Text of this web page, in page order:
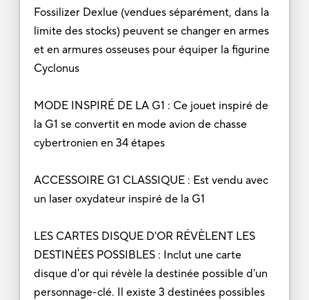
Fossilizer Dexlue (vendues séparément, dans la
limite des stocks) peuvent se changer en armes
et en armures osseuses pour équiper la figurine
Cyclonus
MODE INSPIRÉ DE LA G1 : Ce jouet inspiré de
la G1 se convertit en mode avion de chasse
cybertronien en 34 étapes
ACCESSOIRE G1 CLASSIQUE : Est vendu avec
un laser oxydateur inspiré de la G1
LES CARTES DISQUE D'OR RÉVÈLENT LES
DESTINÉES POSSIBLES : Inclut une carte
disque d'or qui révèle la destinée possible d'un
personnage-clé. Il existe 3 destinées possibles